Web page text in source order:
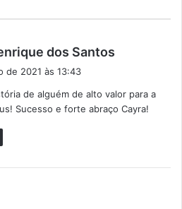
dos Santos
s
e
de 2021 às 13:43
de alguém de alto valor para a
Sucesso e forte abraço Cayra!